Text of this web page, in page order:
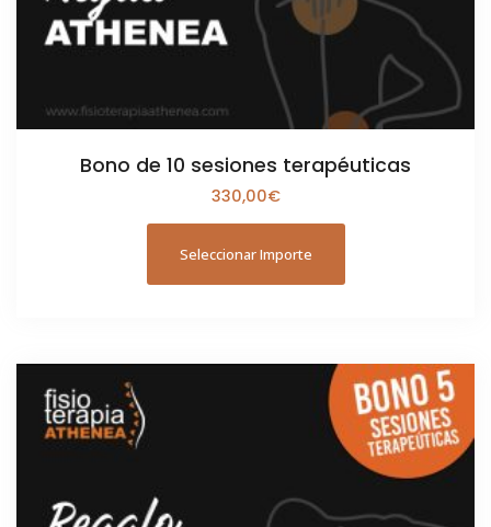
Bono de 10 sesiones terapéuticas
330,00€
Seleccionar Importe